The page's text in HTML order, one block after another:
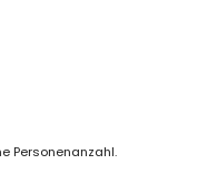
Mountainbiking,
Angeln, Tauchen,
von 5 Kilometern von
Personenanzahl.